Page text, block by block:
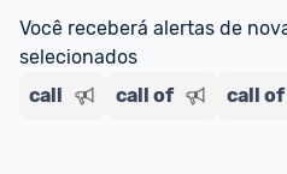
Você receberá alertas de
selecionados
call
call of call